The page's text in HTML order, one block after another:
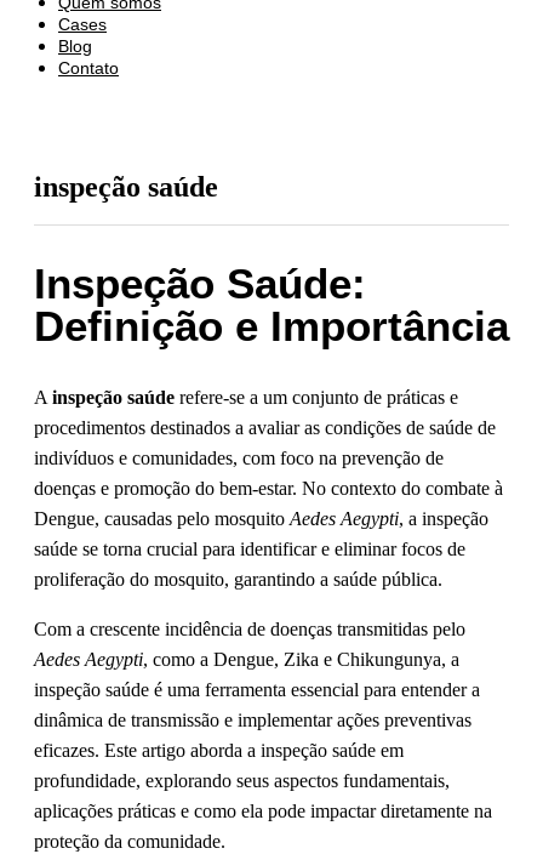
Cases
Blog
Contato
inspeção saúde
Inspeção Saúde:
Definição e Importância
A inspeção saúde refere-se a um conjunto de práticas e
procedimentos destinados a avaliar as condições de saúde de
indivíduos e comunidades, com foco na prevenção de
doenças e promoção do bem-estar. No contexto do combate à
Dengue, causadas pelo mosquito Aedes Aegypti, a inspeção
saúde se torna crucial para identificar e eliminar focos de
proliferação do mosquito, garantindo a saúde pública.
Com a crescente incidência de doenças transmitidas pelo
Aedes Aegypti, como a Dengue, Zika e Chikungunya, a
inspeção saúde é uma ferramenta essencial para entender a
dinâmica de transmissão e implementar ações preventivas
eficazes. Este artigo aborda a inspeção saúde em
profundidade, explorando seus aspectos fundamentais,
aplicações práticas e como ela pode impactar diretamente na
proteção da comunidade.